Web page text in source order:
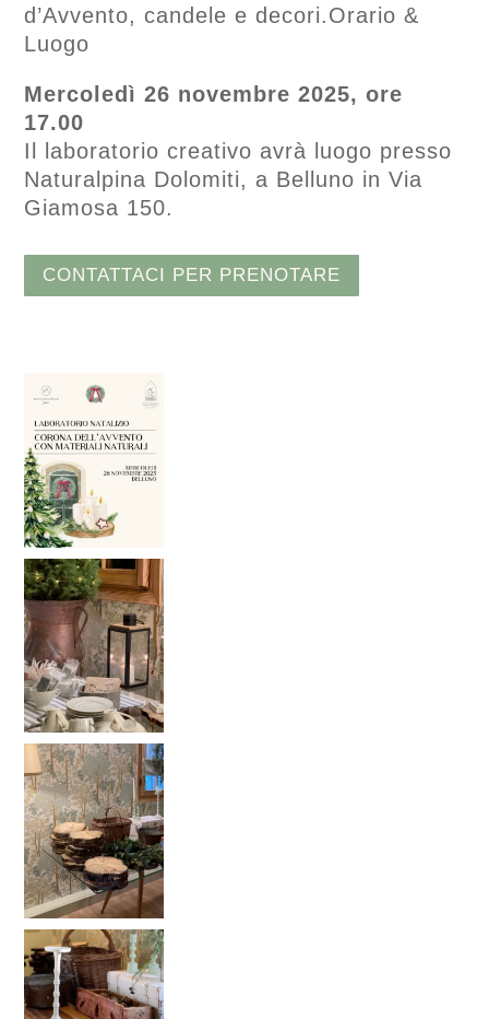
d’Avvento, candele e decori.Orario &
Luogo
Mercoledì 26 novembre 2025, ore
17.00
Il laboratorio creativo avrà luogo presso
Naturalpina Dolomiti, a Belluno in Via
Giamosa 150.
CONTATTACI PER PRENOTARE